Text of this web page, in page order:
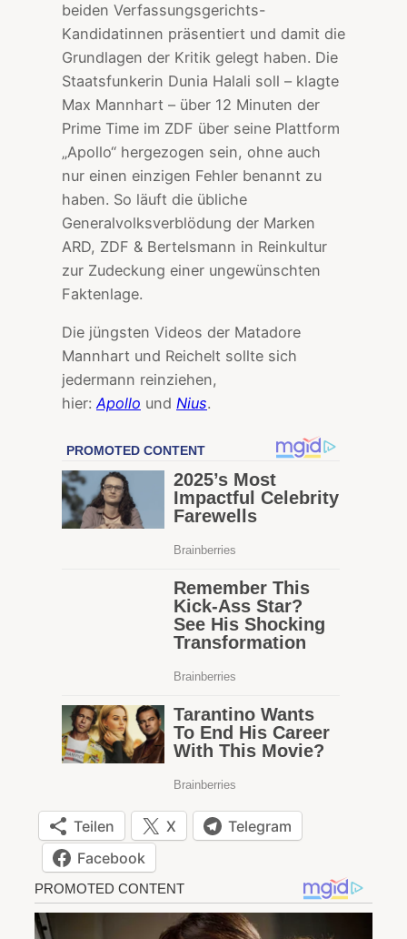
beiden Verfassungsgerichts-
Kandidatinnen präsentiert und damit die
Grundlagen der Kritik gelegt haben. Die
Staatsfunkerin Dunia Halali soll – klagte
Max Mannhart – über 12 Minuten der
Prime Time im ZDF über seine Plattform
„Apollo“ hergezogen sein, ohne auch
nur einen einzigen Fehler benannt zu
haben. So läuft die übliche
Generalvolksverblödung der Marken
ARD, ZDF & Bertelsmann in Reinkultur
zur Zudeckung einer ungewünschten
Faktenlage.
Die jüngsten Videos der Matadore
Mannhart und Reichelt sollte sich
jedermann reinziehen,
hier: Apollo und Nius.
Teilen X
Telegram
Facebook